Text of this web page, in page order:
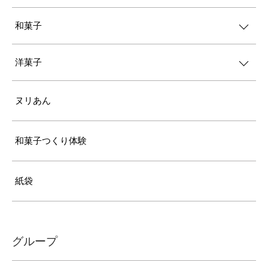
和菓子
洋菓子
ヌリあん
和菓子つくり体験
紙袋
グループ